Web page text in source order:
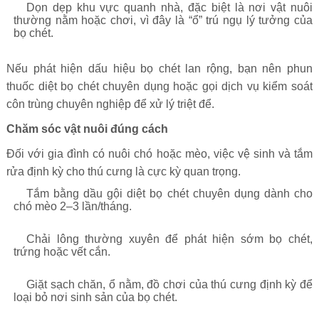
Dọn dẹp khu vực quanh nhà, đặc biệt là nơi vật nuôi
thường nằm hoặc chơi, vì đây là “ổ” trú ngụ lý tưởng của
bọ chét.
Nếu phát hiện dấu hiệu bọ chét lan rộng, bạn nên phun
thuốc diệt bọ chét chuyên dụng hoặc gọi dịch vụ kiểm soát
côn trùng chuyên nghiệp để xử lý triệt để.
Chăm sóc vật nuôi đúng cách
Đối với gia đình có nuôi chó hoặc mèo, việc vệ sinh và tắm
rửa định kỳ cho thú cưng là cực kỳ quan trọng.
Tắm bằng dầu gội diệt bọ chét chuyên dụng dành cho
chó mèo 2–3 lần/tháng.
Chải lông thường xuyên để phát hiện sớm bọ chét,
trứng hoặc vết cắn.
Giặt sạch chăn, ổ nằm, đồ chơi của thú cưng định kỳ để
loại bỏ nơi sinh sản của bọ chét.